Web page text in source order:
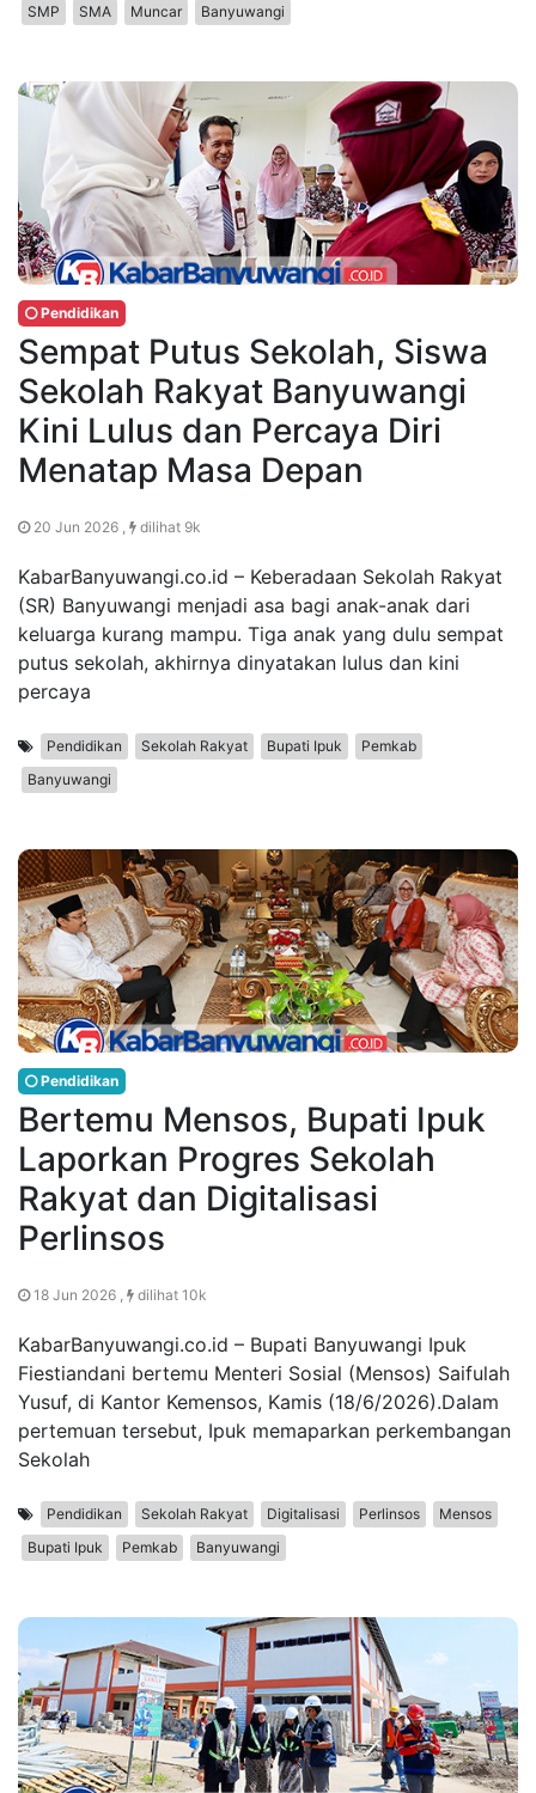
SMP
SMA Muncar Banyuwangi
Pendidikan
Sempat Putus Sekolah, Siswa
Sekolah Rakyat Banyuwangi
Kini Lulus dan Percaya Diri
Menatap Masa Depan
20 Jun 2026 , dilihat 9k
KabarBanyuwangi.co.id – Keberadaan Sekolah Rakyat
(SR) Banyuwangi menjadi asa bagi anak-anak dari
keluarga kurang mampu. Tiga anak yang dulu sempat
putus sekolah, akhirnya dinyatakan lulus dan kini
percaya
Pendidikan Sekolah Rakyat Bupati Ipuk
Pemkab
Banyuwangi
Pendidikan
Bertemu Mensos, Bupati Ipuk
Laporkan Progres Sekolah
Rakyat dan Digitalisasi
Perlinsos
18 Jun 2026 , dilihat 10k
KabarBanyuwangi.co.id – Bupati Banyuwangi Ipuk
Fiestiandani bertemu Menteri Sosial (Mensos) Saifulah
Yusuf, di Kantor Kemensos, Kamis (18/6/2026).Dalam
pertemuan tersebut, Ipuk memaparkan perkembangan
Sekolah
Pendidikan Sekolah Rakyat Digitalisasi Perlinsos
Mensos
Bupati Ipuk
Pemkab Banyuwangi